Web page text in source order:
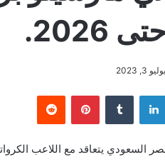
2026.
يوليو 3, 2023
لينكدإن بينتيريست